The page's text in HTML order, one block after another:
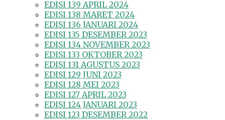
EDISI 139 APRIL 2024
EDISI 138 MARET 2024
EDISI 136 JANUARI 2024
EDISI 135 DESEMBER 2023
EDISI 134 NOVEMBER 2023
EDISI 133 OKTOBER 2023
EDISI 131 AGUSTUS 2023
EDISI 129 JUNI 2023
EDISI 128 MEI 2023
EDISI 127 APRIL 2023
EDISI 124 JANUARI 2023
EDISI 123 DESEMBER 2022